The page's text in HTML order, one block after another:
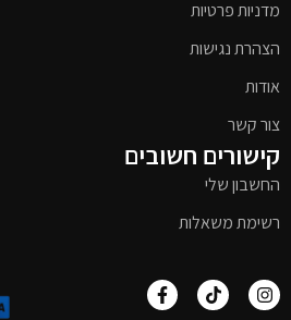
מדניות פרטיות
הצהרת נגישות
אודות
צור קשר
קישורים חשובים
החשבון שלי
רשימת משאלות